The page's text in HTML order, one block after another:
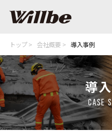
トップ 会社概要 導入事例
導
CASE